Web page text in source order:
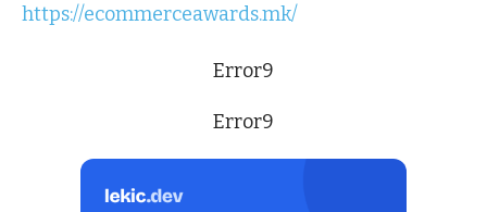
https://ecommerceawards.mk/
Error9
Error9